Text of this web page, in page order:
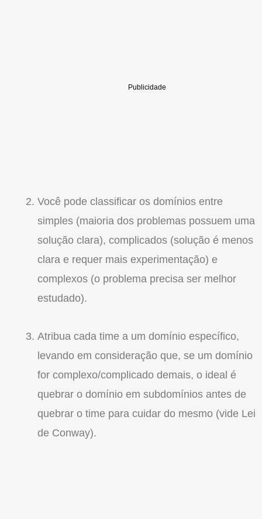
Você pode classificar os domínios entre
simples (maioria dos problemas possuem uma
solução clara), complicados (solução é menos
clara e requer mais experimentação) e
complexos (o problema precisa ser melhor
estudado).
Atribua cada time a um domínio específico,
levando em consideração que, se um domínio
for complexo/complicado demais, o ideal é
quebrar o domínio em subdomínios antes de
quebrar o time para cuidar do mesmo (vide Lei
de Conway).